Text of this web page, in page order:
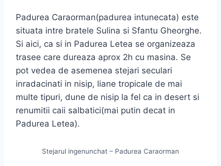
Padurea Caraorman(padurea intunecata) este
situata intre bratele Sulina si Sfantu Gheorghe.
Si aici, ca si in Padurea Letea se organizeaza
trasee care dureaza aprox 2h cu masina. Se
pot vedea de asemenea stejari seculari
inradacinati in nisip, liane tropicale de mai
multe tipuri, dune de nisip la fel ca in desert si
renumitii caii salbatici(mai putin decat in
Padurea Letea).
Stejarul ingenunchat – Padurea Caraorman